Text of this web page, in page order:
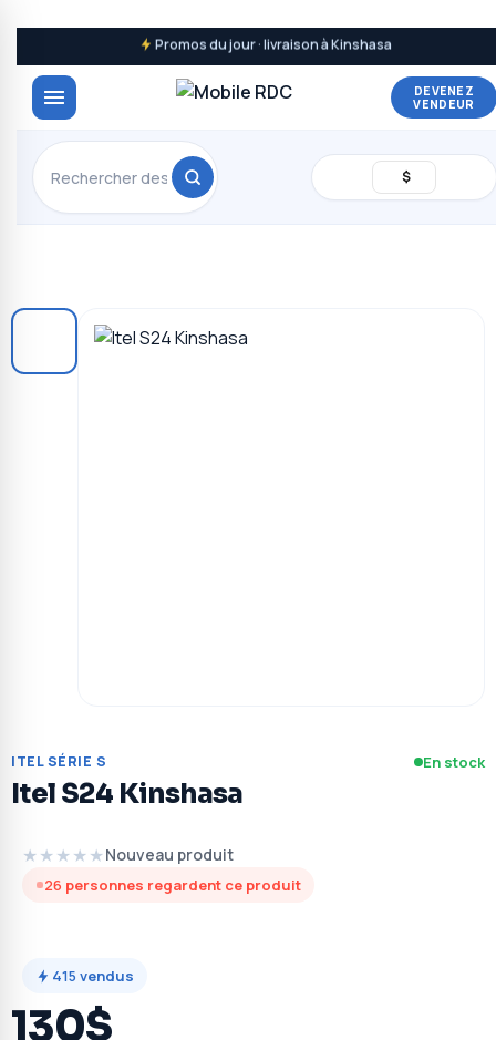
Promos du jour · livraison à Kinshasa
DEVENEZ
VENDEUR
$
ITEL SÉRIE S En stock
Itel S24 Kinshasa
★★★★★Nouveau produit
26 personnes regardent ce produit
415 vendus
130$